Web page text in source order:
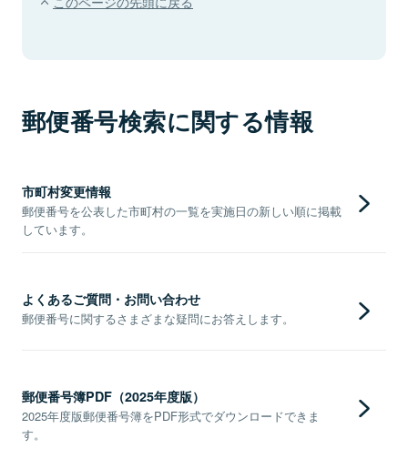
郵便番号検索に関する情報
市町村変更情報
郵便番号を公表した市町村の一覧を実施日の新しい順に掲載
しています。
よくあるご質問・お問い合わせ
郵便番号に関するさまざまな疑問にお答えします。
郵便番号簿PDF（2025年度版）
2025年度版郵便番号簿をPDF形式でダウンロードできま
す。